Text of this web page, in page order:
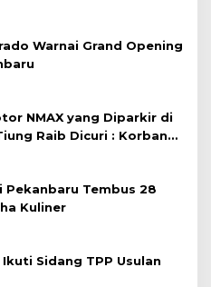
Warnai Grand Opening
NMAX yang Diparkir di
Raib Dicuri : Korban
Pihak Kepolisian
Pekanbaru Tembus 28
Kuliner
Sidang TPP Usulan